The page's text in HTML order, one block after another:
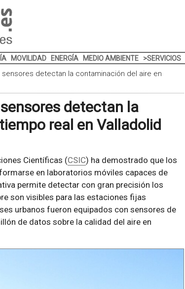
MOVILIDAD ENERGÍA MEDIO AMBIENTE >SERVICIOS
detectan la contaminación del aire en
detectan la
real en Valladolid
Científicas (CSIC) ha demostrado que los
en laboratorios móviles capaces de
permite detectar con gran precisión los
son visibles para las estaciones fijas
urbanos fueron equipados con sensores de
de datos sobre la calidad del aire en